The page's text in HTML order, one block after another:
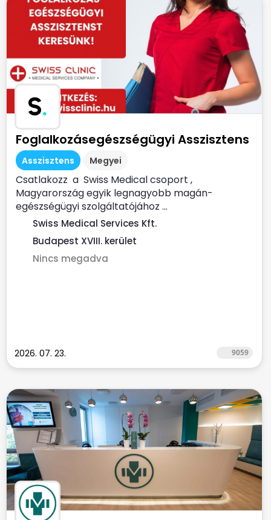
S.
Foglalkozásegészségügyi Asszisztens
Asszisztens Megyei
Csatlakozz a Swiss Medical csoport ,
Magyarország egyik legnagyobb magán-
egészségügyi szolgáltatójához ...
Swiss Medical Services Kft.
Budapest XVIII. kerület
Nincs megadva
2026. 07. 23. 9059